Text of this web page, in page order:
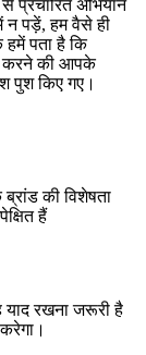
प्रचारित अभियान
पड़ें, हम वैसे ही
हमें पता है कि
करने की आपके
पुश किए गए।
की विशेषता
हैं
याद रखना जरूरी है